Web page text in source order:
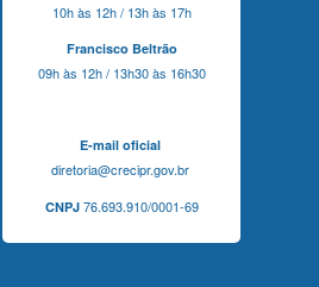
10h às 12h / 13h às 17h
Francisco Beltrão
09h às 12h / 13h30 às 16h30
E-mail oficial
diretoria@crecipr.gov.br
CNPJ76.693.910/0001-69